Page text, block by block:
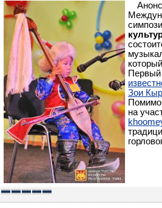
Первый
Зои
Помимо
на